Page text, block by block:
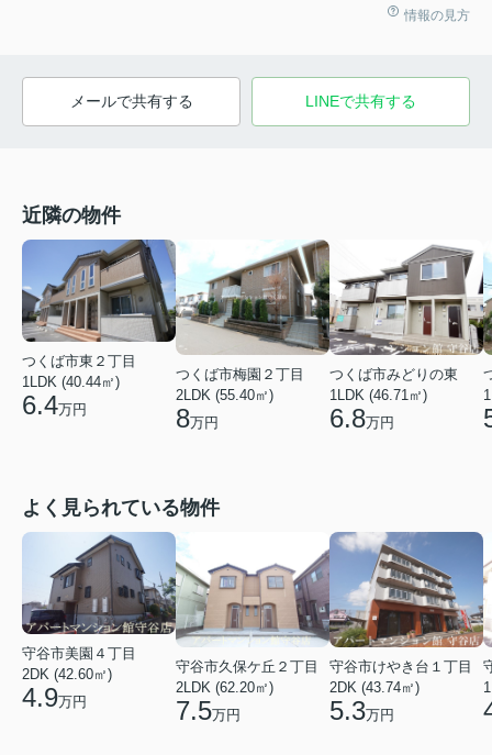
情報の見方
メールで共有する LINEで共有する
近隣の物件
つくば市東２丁目
1LDK (40.44㎡)
6.4万円
つくば市梅園２丁目
2LDK (55.40㎡)
8万円
つくば市みどりの東
1LDK (46.71㎡)
6.8万円
よく見られている物件
守谷市美園４丁目
2DK (42.60㎡)
4.9万円
守谷市久保ケ丘２丁目
2LDK (62.20㎡)
7.5万円
守谷市けやき台１丁目
2DK (43.74㎡)
5.3万円